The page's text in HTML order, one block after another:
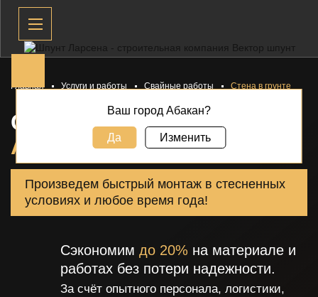
Главная Услуги и работы Свайные работы Стена в грунте
СТЕНА В ГРУНТЕ В
АБАКАНЕ
Произведем быстрый монтаж в стесненных
условиях и любое время года!
Сэкономим до 20% на материале и
работах без потери надежности.
За счёт опытного персонала, логистики,
Ваш город Абакан?
Да Изменить